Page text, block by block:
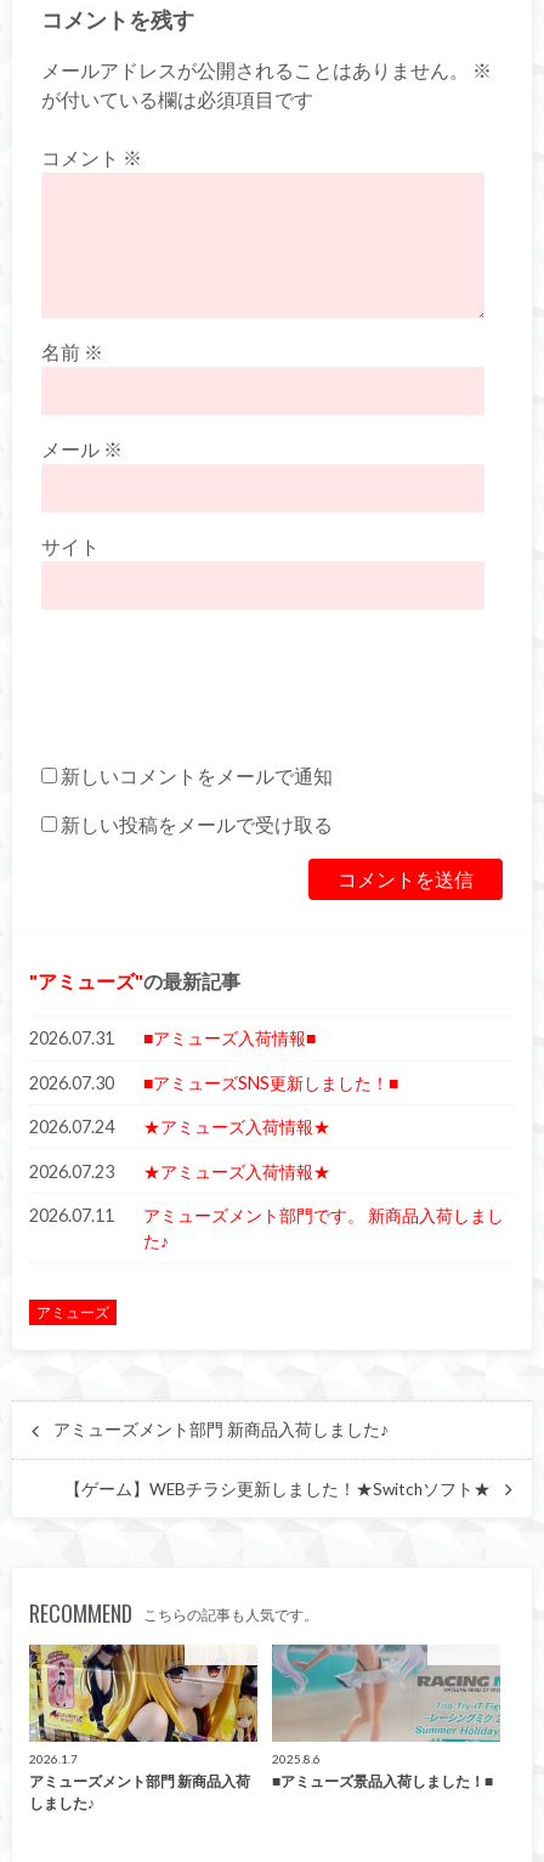
コメントを残す
メールアドレスが公開されることはありません。
※
が付いている欄は必須項目です
コメント ※
名前 ※
メール ※
サイト
新しいコメントをメールで通知
新しい投稿をメールで受け取る
アミューズ の最新記事
2026.07.31 ■アミューズ入荷情報■
2026.07.30 ■アミューズSNS更新しました！■
2026.07.24 ★アミューズ入荷情報★
2026.07.23 ★アミューズ入荷情報★
2026.07.11
アミューズメント部門です。 新商品入荷しまし
た♪
アミューズ
アミューズメント部門 新商品入荷しました♪
【ゲーム】WEBチラシ更新しました！★Switchソフト★
RECOMMEND こちらの記事も人気です。
2026.1.7
アミューズメント部門 新商品入荷
しました♪
2025.8.6
■アミューズ景品入荷しました！■